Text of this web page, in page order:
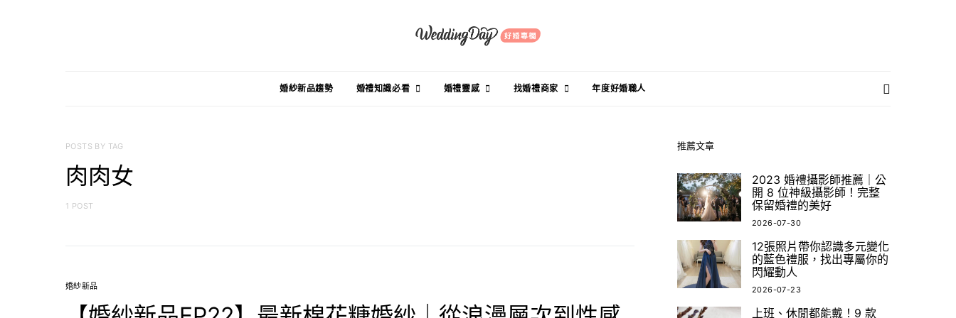
婚紗新品趨勢 婚禮知識必看 婚禮靈感 找婚禮商家 年度好婚職人
POSTS BY TAG
肉肉女
1 POST
婚紗新品
推薦文章
2023 婚禮攝影師推薦｜公
開 8 位神級攝影師！完整
保留婚禮的美好
2026-07-30
12張照片帶你認識多元變化
的藍色禮服，找出專屬你的
閃耀動人
2026-07-23
上班、休閒都能戴！9 款